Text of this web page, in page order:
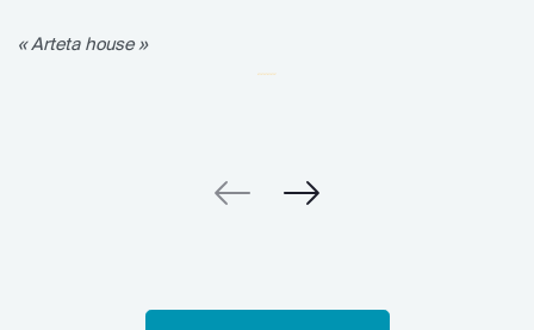
« Arteta house »